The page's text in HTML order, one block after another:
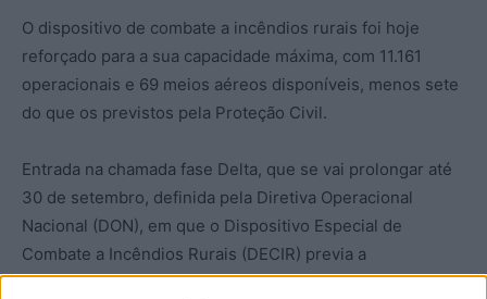
O dispositivo de combate a incêndios rurais foi hoje
reforçado para a sua capacidade máxima, com 11.161
operacionais e 69 meios aéreos disponíveis, menos sete
do que os previstos pela Proteção Civil.
Entrada na chamada fase Delta, que se vai prolongar até
30 de setembro, definida pela Diretiva Operacional
Nacional (DON), em que o Dispositivo Especial de
Combate a Incêndios Rurais (DECIR) previa a
disponibilidade de 79 meios aéreos, mas ao serviço